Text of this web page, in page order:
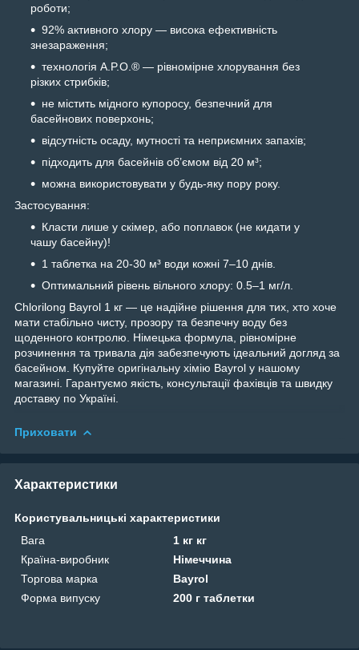
роботи;
92% активного хлору — висока ефективність
знезараження;
технологія A.P.O.® — рівномірне хлорування без
різких стрибків;
не містить мідного купоросу, безпечний для
басейнових поверхонь;
відсутність осаду, мутності та неприємних запахів;
підходить для басейнів об’ємом від 20 м³;
можна використовувати у будь-яку пору року.
Застосування:
Класти лише у скімер, або поплавок (не кидати у
чашу басейну)!
1 таблетка на 20-30 м³ води кожні 7–10 днів.
Оптимальний рівень вільного хлору: 0.5–1 мг/л.
Chlorilong Bayrol 1 кг — це надійне рішення для тих, хто хоче
мати стабільно чисту, прозору та безпечну воду без
щоденного контролю. Німецька формула, рівномірне
розчинення та тривала дія забезпечують ідеальний догляд за
басейном. Купуйте оригінальну хімію Bayrol у нашому
магазині. Гарантуємо якість, консультації фахівців та швидку
доставку по Україні.
Приховати
Характеристики
Користувальницькі характеристики
Вага
1 кг кг
Країна-виробник
Німеччина
Торгова марка
Bayrol
Форма випуску
200 г таблетки